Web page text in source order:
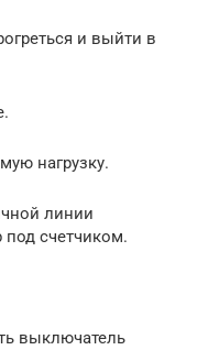
и выйти в
нагрузку.
линии
под счетчиком.
выключатель